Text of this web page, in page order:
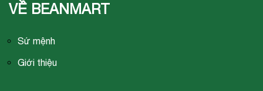
VỀ BEANMART
Sứ mệnh
Giới thiệu